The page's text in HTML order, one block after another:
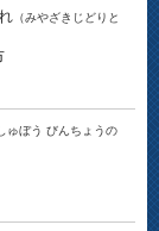
（みやざきじどりと
ゅぼう びんちょうの